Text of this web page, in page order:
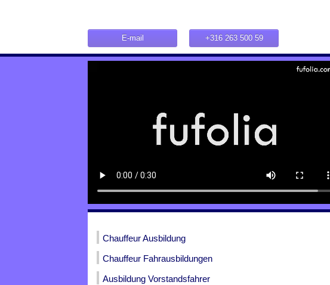
+316 263 500 59
E-mail
Chauffeur Ausbildung
Chauffeur Fahrausbildungen
Ausbildung Vorstandsfahrer